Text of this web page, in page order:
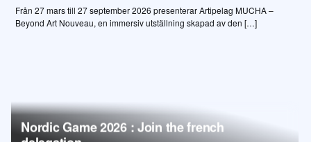
Från 27 mars till 27 september 2026 presenterar Artipelag MUCHA –
Beyond Art Nouveau, en immersiv utställning skapad av den […]
Nordic Game 2026 : Join the french